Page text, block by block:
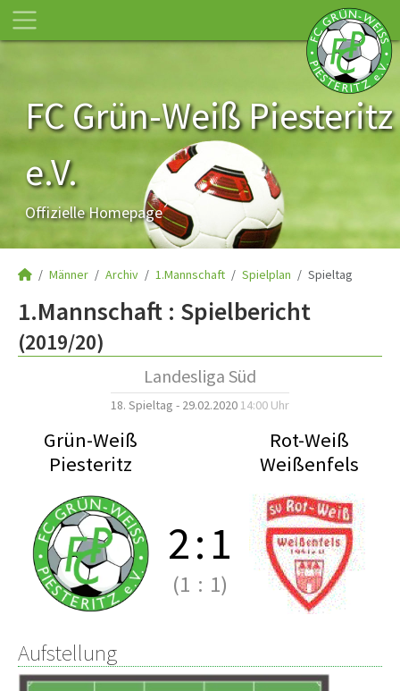
FC Grün-Weiß Piesteritz
e.V.
Offizielle Homepage
Männer Archiv 1.Mannschaft Spielplan Spieltag
1.Mannschaft : Spielbericht
(2019/20)
Landesliga Süd
18. Spieltag - 29.02.2020 14:00 Uhr
Grün-Weiß
Piesteritz
Rot-Weiß
Weißenfels
2:1
(1 : 1)
Aufstellung